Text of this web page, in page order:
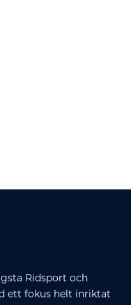
Ridsport och
ett fokus helt inriktat